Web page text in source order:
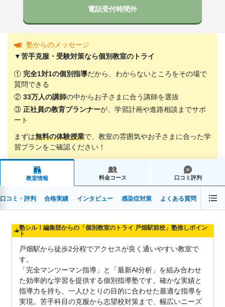
電話受付時間外
塾からのメッセージ
▼苦手克服・受験対策なら個別教室のトライ
① 完全1対1の個別指導だから、わからないところをその場で
質問できる
② 33万人の講師の中からお子さまに合う講師を選抜
③ 正社員の教育プランナーが、学習計画や進路相談までサポ
ート
まずは無料の体験授業で、教室の雰囲気やお子さまに合った学
習プランをご確認ください！
教室情報 料金コース 口コミ評判
口コミ・評判 合格実績 インタビュー 感染症対策 よくある質問
塾シル！編集部からの「個別教室のトライ 戸畑駅前校」塾推しポイン
ト
戸畑駅から徒歩2分程でアクセスが良く通いやすい教室で
す。
「完全マンツーマン指導」と「最新AI分析」を組み合わせ
た効率的な学習を提供する個別指導塾です。確かな実績と
指導力を持ち、一人ひとりの目的に合わせた最適な指導を
実現。苦手科目の克服から志望校対策まで、幅広いニーズ